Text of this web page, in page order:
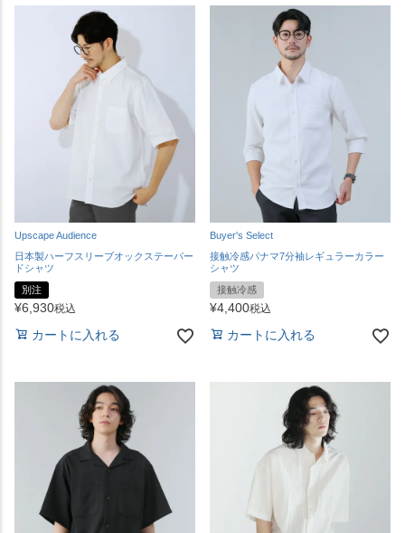
Upscape Audience
日本製ハーフスリーブオックステーパー
ドシャツ
別注
¥6,930税込
カートに入れる
Buyer's Select
接触冷感パナマ7分袖レギュラーカラー
シャツ
接触冷感
¥4,400税込
カートに入れる